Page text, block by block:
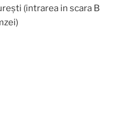
(intrarea in scara B